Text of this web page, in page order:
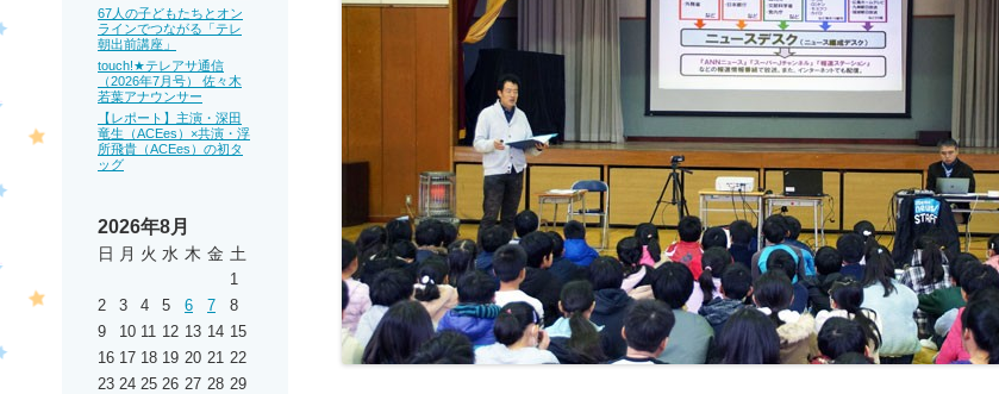
67人の子どもたちとオン
ラインでつながる「テレ
朝出前講座」
touch!★テレアサ通信
（2026年7月号） 佐々木
若葉アナウンサー
【レポート】主演・深田
竜生（ACEes）×共演・浮
所飛貴（ACEes）の初タ
ッグ
2026年8月
日 月 火 水 木 金 土
1
2
3 4 5 6 7
8
9
10 11 12 13 14 15
16 17 18 19 20 21 22
23 24 25 26 27 28 29